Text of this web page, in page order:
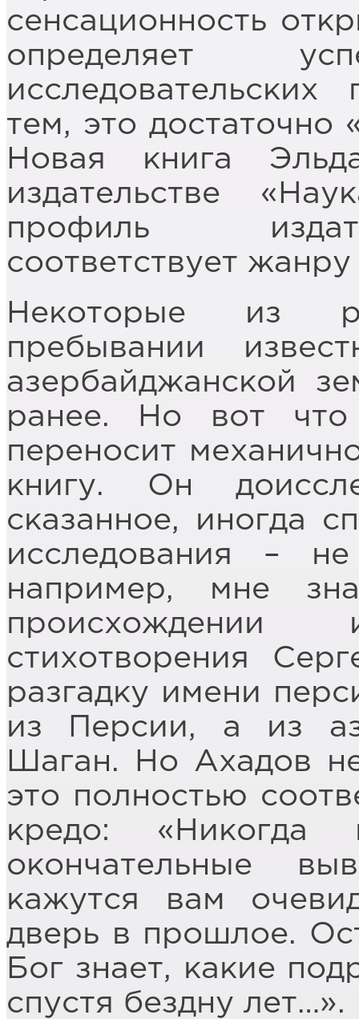
сенсационность
определяет
тем, это достаточно
Новая книга
издательстве
профиль
соответствует
Некоторые из
пребывании
азербайджанской
ранее. Но вот
переносит
книгу. Он
сказанное, иногда
исследования –
например, мне
стихотворения
разгадку имени
из Персии, а из
Шаган. Но Ахадов
это полностью
кредо: «Никогда
окончательные
кажутся вам
дверь в прошлое.
Бог знает, какие
спустя бездну лет…».